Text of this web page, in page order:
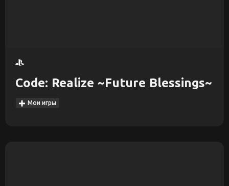
Code: Realize ~Future Blessings~
Мои игры